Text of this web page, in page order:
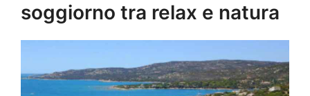
soggiorno tra relax e natura